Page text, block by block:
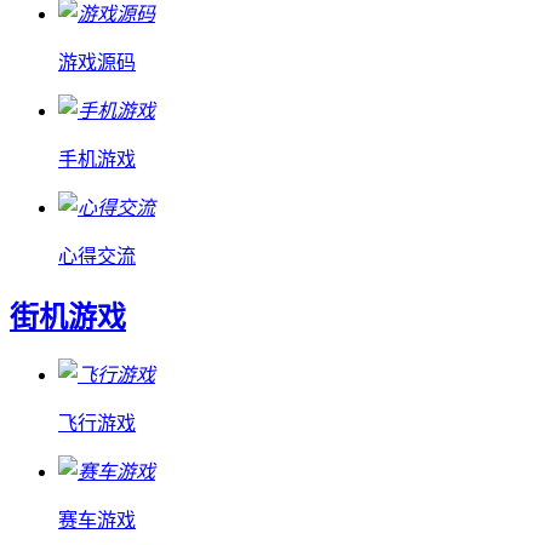
游戏源码
手机游戏
心得交流
街机游戏
飞行游戏
赛车游戏